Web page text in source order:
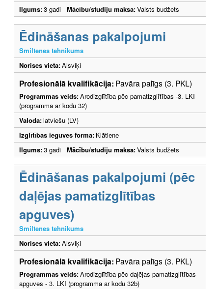
Ilgums:3 gadi Mācību/studiju maksa:Valsts budžets
Ēdināšanas pakalpojumi
Smiltenes tehnikums
Norises vieta:Alsviķi
Profesionālā kvalifikācija: Pavāra palīgs (3. PKL)
Programmas veids:Arodizglītība pēc pamatizglītības -3. LKI
(programma ar kodu 32)
Valoda:latviešu (LV)
Izglītības ieguves forma: Klātiene
Ilgums:3 gadi Mācību/studiju maksa:Valsts budžets
Ēdināšanas pakalpojumi (pēc
daļējas pamatizglītības
apguves)
Smiltenes tehnikums
Norises vieta:Alsviķi
Profesionālā kvalifikācija: Pavāra palīgs (3. PKL)
Programmas veids:Arodizglītība pēc daļējas pamatizglītības
apguves - 3. LKI (programma ar kodu 32b)